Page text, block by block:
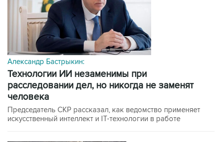
Александр Бастрыкин:
технологии ИИ незаменимы при
расследовании дел, но никогда не заменят
человека
Председатель СКР рассказал, как ведомство применяет
искусственный интеллект и IT-технологии в работе